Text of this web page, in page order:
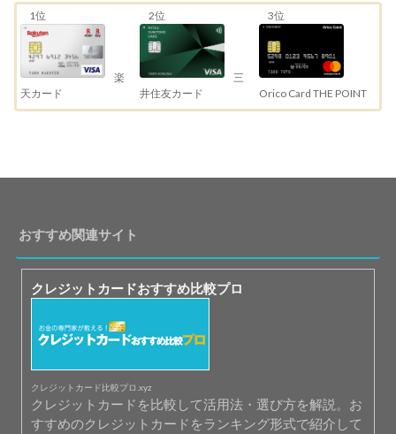
1位
楽
天カード
2位
三
井住友カード
3位
Orico Card THE POINT
おすすめ関連サイト
クレジットカードおすすめ比較プロ
クレジットカード比較プロ.xyz
クレジットカードを比較して活用法・選び方を解説。お
すすめのクレジットカードをランキング形式で紹介して